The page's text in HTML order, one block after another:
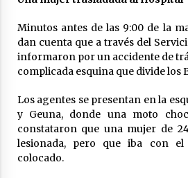
Minutos antes de las 9:00 de la
dan cuenta que a través del
informaron por un accidente de
complicada esquina que divide los
Los agentes se presentan en la
y Geuna, donde una moto
constataron que una mujer de
lesionada, pero que iba con el
colocado.